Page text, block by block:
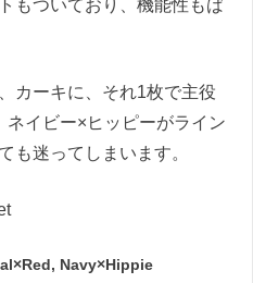
もついており、機能性もば
カーキに、それ1枚で主役
イビー×ヒッピーがライン
も迷ってしまいます。
Navy×Hippie